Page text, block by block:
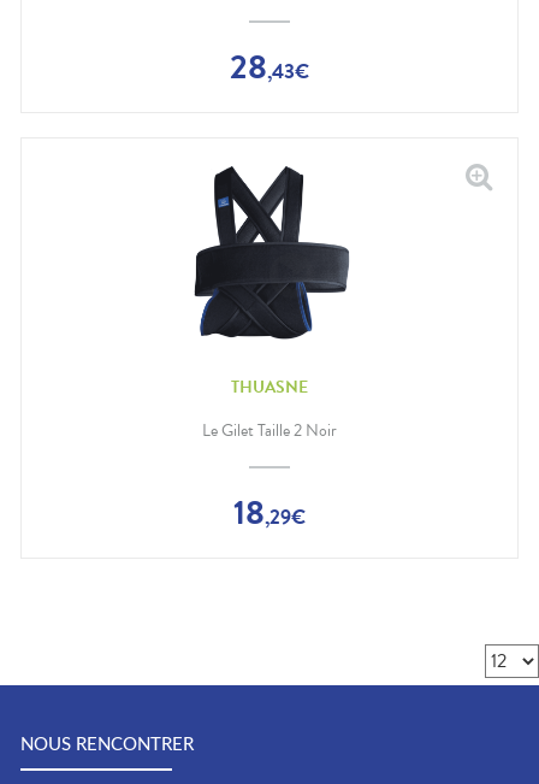
28,43€
THUASNE
Le Gilet Taille 2 Noir
18,29€
NOUS RENCONTRER